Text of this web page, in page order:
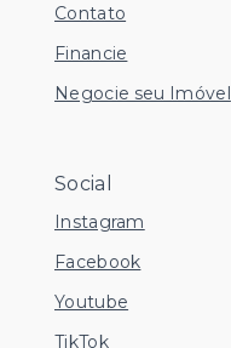
Contato
Financie
Negocie seu Imóvel
Social
Instagram
Facebook
Youtube
TikTok